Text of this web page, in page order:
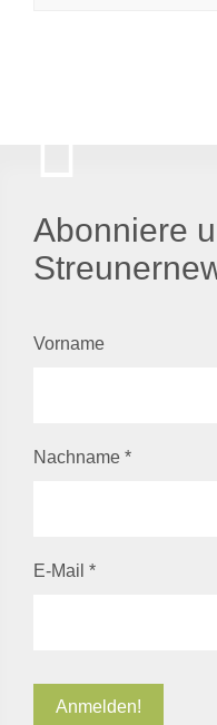
Abonniere
Vorname
Nachname *
E-Mail *